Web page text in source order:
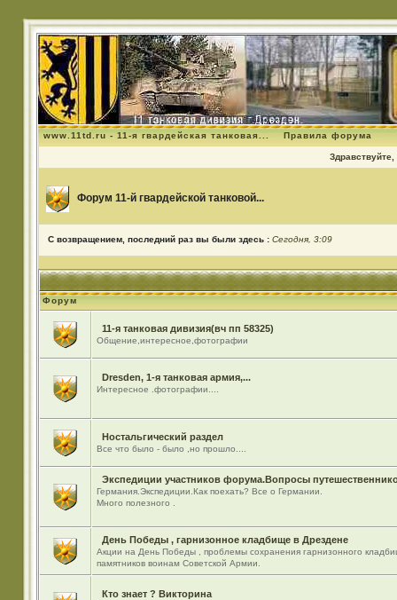
www.11td.ru - 11-я гвардейская танковая... Правила форума
Здравствуйте,
Форум 11-й гвардейской танковой...
С возвращением, последний раз вы были здесь : Сегодня, 3:09
Форум
11-я танковая дивизия(вч пп 58325)
Общение,интересное,фотографии
Dresden, 1-я танковая армия,...
Интересное .фотографии....
Ностальгический раздел
Все что было - было ,но прошло....
Экспедиции участников форума.Вопросы
Германия.Экспедиции.Как поехать? Все о Германии.
Много полезного .
День Победы , гарнизонное кладбище в Дрездене
Акции на День Победы , проблемы сохранения гарнизонного
памятников воинам Советской Армии.
Кто знает ? Викторина